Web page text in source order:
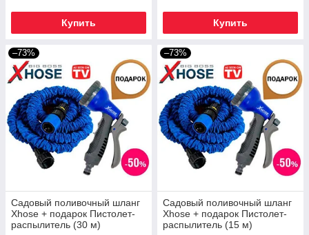
Купить Купить
–73%
Садовый поливочный шланг
Xhose + подарок Пистолет-
распылитель (30 м)
–73%
Садовый поливочный шланг
Xhose + подарок Пистолет-
распылитель (15 м)